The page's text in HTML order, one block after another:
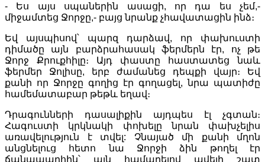
- Ես այս սպաներին ասացի, որ դա ես չեմ,-
միջամտեց Ջորջը,- բայց նրանք չհավատացին ինձ։
Եվ այսպիսով՝ պարզ դարձավ, որ փախուստի
դիմածը այն բարձրահասակ ֆերմերն էր, ոչ թե
Ջորջ Քրուքհիլը։ Այդ փաստը հաստատեց նաև
ֆերմեր Ջոլիսը, երբ ժամանեց դեպքի վայր։ Եվ
քանի որ Ջորջը գողից էր գողացել, նրա պատիժը
համեմատաբար թեթև եղավ։
Դրագունների դասալիքին այդպես էլ չգտան։
Հագուստի կրկնակի փոխելը նրան փախչելիս
առավելություն է տվել: Չնայած մի քանի մղոն
անցնելուց հետո նա Ջորջի ձին թողել էր
ճանապարհին՝ այն համարելով ավելի շատ